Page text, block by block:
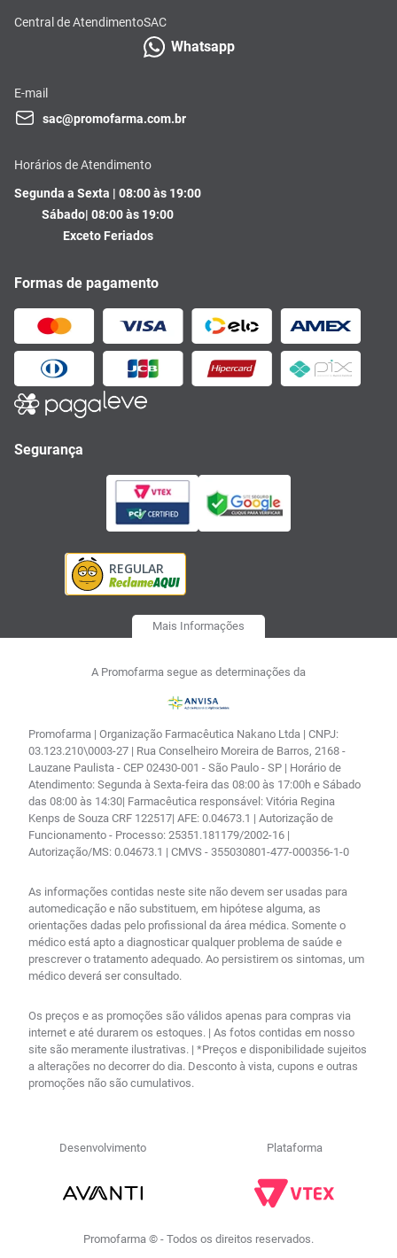
Central de AtendimentoSAC
Whatsapp
E-mail
sac@promofarma.com.br
Horários de Atendimento
Segunda a Sexta | 08:00 às 19:00
Sábado| 08:00 às 19:00
Exceto Feriados
Formas de pagamento
Segurança
Mais Informações
A Promofarma segue as determinações da
Promofarma | Organização Farmacêutica Nakano Ltda | CNPJ:
03.123.210\0003-27 | Rua Conselheiro Moreira de Barros, 2168 -
Lauzane Paulista - CEP 02430-001 - São Paulo - SP | Horário de
Atendimento: Segunda à Sexta-feira das 08:00 às 17:00h e Sábado
das 08:00 às 14:30| Farmacêutica responsável: Vitória Regina
Kenps de Souza CRF 122517| AFE: 0.04673.1 | Autorização de
Funcionamento - Processo: 25351.181179/2002-16 |
Autorização/MS: 0.04673.1 | CMVS - 355030801-477-000356-1-0
As informações contidas neste site não devem ser usadas para
automedicação e não substituem, em hipótese alguma, as
orientações dadas pelo profissional da área médica. Somente o
médico está apto a diagnosticar qualquer problema de saúde e
prescrever o tratamento adequado. Ao persistirem os sintomas, um
médico deverá ser consultado.
Os preços e as promoções são válidos apenas para compras via
internet e até durarem os estoques. | As fotos contidas em nosso
site são meramente ilustrativas. | *Preços e disponibilidade sujeitos
a alterações no decorrer do dia. Desconto à vista, cupons e outras
promoções não são cumulativos.
Desenvolvimento Plataforma
Promofarma © - Todos os direitos reservados.